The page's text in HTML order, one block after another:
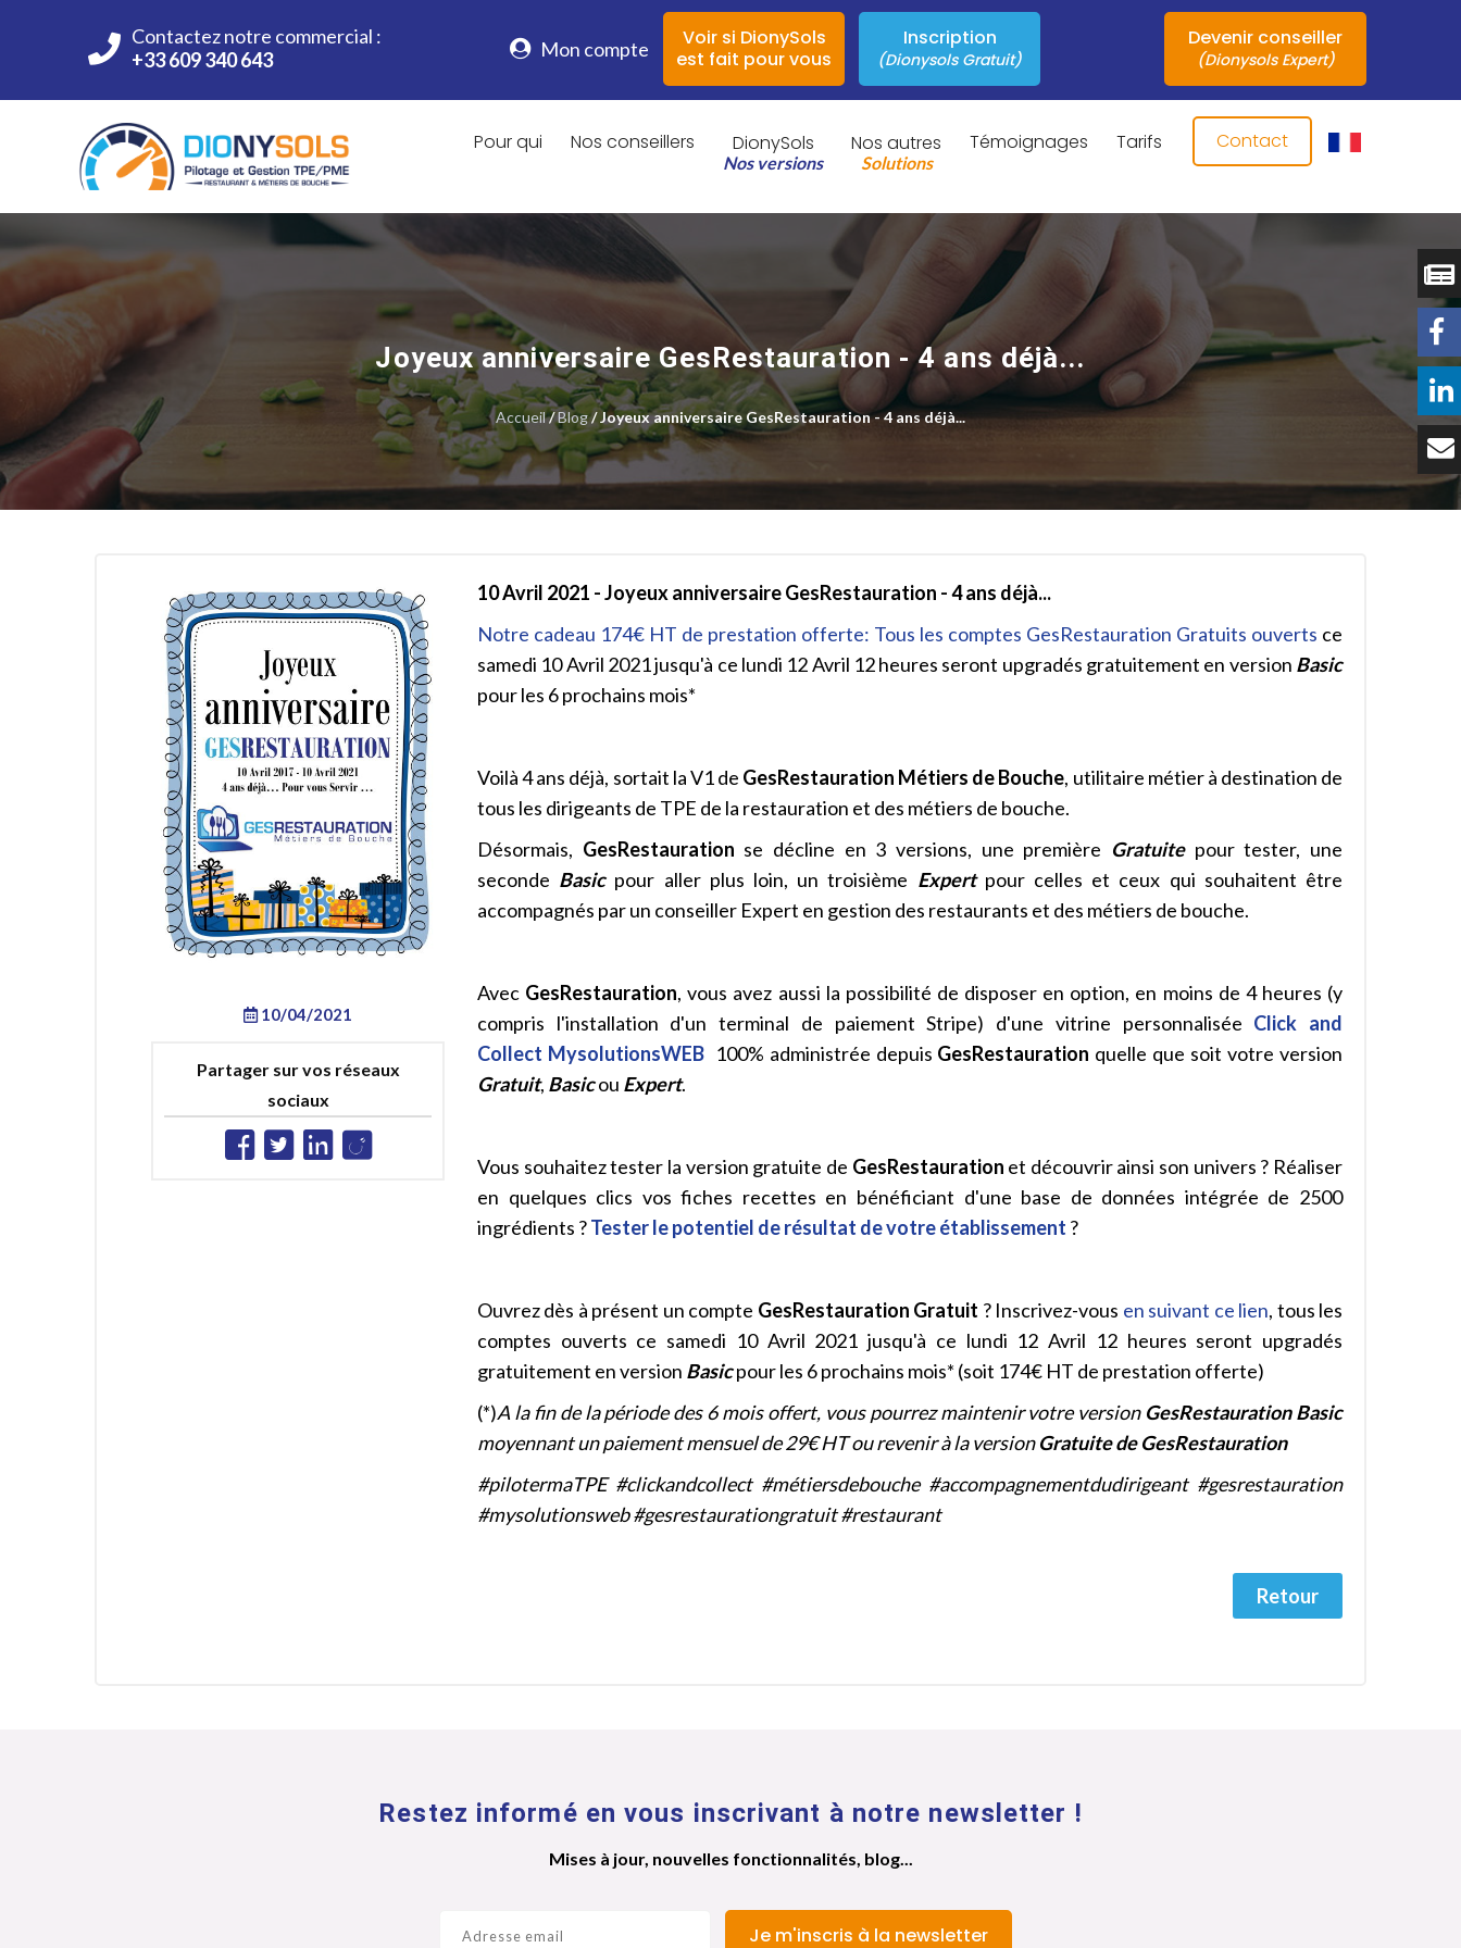
Contactez notre commercial :
+33 609 340 643
Mon compte
Voir si DionySols
est fait pour vous
Inscription
(Dionysols Gratuit)
Devenir conseiller
(Dionysols Expert)
Pour qui Nos conseillers DionySols
Nos versions
Nos autres
Solutions
Témoignages Tarifs Contact
Joyeux anniversaire GesRestauration - 4 ans déjà...
Accueil/Blog/ Joyeux anniversaire GesRestauration - 4 ans déjà...
10/04/2021
Partager sur vos réseaux
sociaux
10 Avril 2021 - Joyeux anniversaire GesRestauration - 4 ans déjà...
Notre cadeau 174€ HT de prestation offerte: Tous les comptes GesRestauration Gratuits ouverts ce
samedi 10 Avril 2021 jusqu'à ce lundi 12 Avril 12 heures seront upgradés gratuitement en version Basic
pour les 6 prochains mois*
Voilà 4 ans déjà, sortait la V1 de GesRestauration Métiers de Bouche, utilitaire métier à destination de
tous les dirigeants de TPE de la restauration et des métiers de bouche.
Désormais, GesRestauration se décline en 3 versions, une première Gratuitepour tester, une
seconde Basicpour aller plus loin, un troisième Expertpour celles et ceux qui souhaitent être
accompagnés par un conseiller Expert en gestion des restaurants et des métiers de bouche.
Avec GesRestauration, vous avez aussi la possibilité de disposer en option, en moins de 4 heures (y
compris l'installation d'un terminal de paiement Stripe) d'une vitrine personnalisée Click and
Collect MysolutionsWEB100% administrée depuis GesRestauration quelle que soit votre version
Gratuit, Basicou Expert.
Vous souhaitez tester la version gratuite de GesRestauration et découvrir ainsi son univers ? Réaliser
en quelques clics vos fiches recettes en bénéficiant d'une base de données intégrée de 2500
ingrédients ?Tester le potentiel de résultat de votre établissement ?
Ouvrez dès à présent un compte GesRestauration Gratuit ? Inscrivez-vous en suivant ce lien, tous les
comptes ouverts ce samedi 10 Avril 2021 jusqu'à ce lundi 12 Avril 12 heures seront upgradés
gratuitement en version Basicpour les 6 prochains mois* (soit 174€ HT de prestation offerte)
(*)A la fin de la période des 6 mois offert, vous pourrez maintenir votre version GesRestauration Basic
moyennant un paiement mensuel de 29€ HT ou revenir à la versionGratuitede GesRestauration
#pilotermaTPE #clickandcollect #métiersdebouche #accompagnementdudirigeant #gesrestauration
#mysolutionsweb #gesrestaurationgratuit #restaurant
Retour
Restez informé en vous inscrivant à notre newsletter !
Mises à jour, nouvelles fonctionnalités, blog...
Je m'inscris à la newsletter